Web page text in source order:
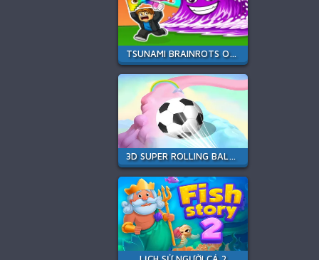
TSUNAMI BRAINROTS ONLINE
3D SUPER ROLLING BALL RACE